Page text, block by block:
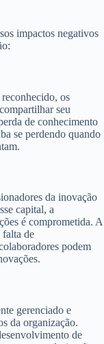
impactos negativos
os
seu
de conhecimento
se perdendo quando
da inovação
capital, a
é comprometida. A
falta de
podem
gerenciado e
da organização.
de